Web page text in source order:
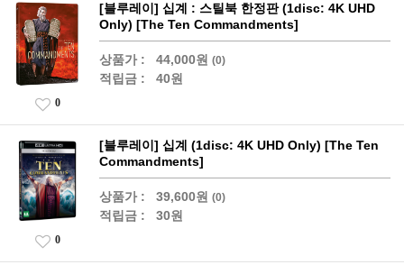
[블루레이] 십계 : 스틸북 한정판 (1disc: 4K UHD
Only) [The Ten Commandments]
상품가 : 44,000원 (0)
적립금 : 40원
0
[블루레이] 십계 (1disc: 4K UHD Only) [The Ten
Commandments]
상품가 : 39,600원 (0)
적립금 : 30원
0